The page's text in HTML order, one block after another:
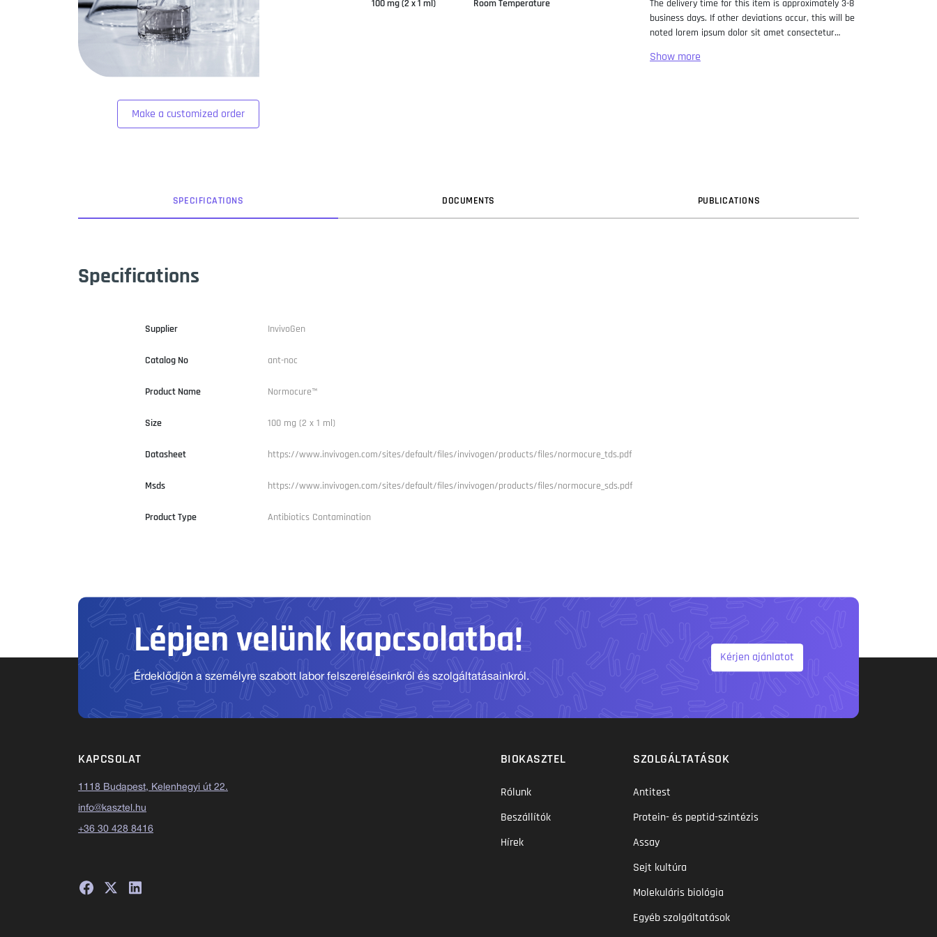
Make a customized order
100 mg (2 x 1 ml) Room Temperature
The delivery time for this item is approximately 3-8
business days. If other deviations occur, this will be
noted lorem ipsum dolor sit amet consectetur
standard dummy text ever since the 1500s, when
SPECIFICATIONS DOCUMENTS PUBLICATIONS
Specifications
Supplier InvivoGen
Catalog No ant-noc
Product Name Normocure™
Size 100 mg (2 x 1 ml)
Datasheet https://www.invivogen.com/sites/default/files/invivogen/products/files/normocure_tds.pdf
Msds https://www.invivogen.com/sites/default/files/invivogen/products/files/normocure_sds.pdf
Product Type Antibiotics Contamination
Lépjen velünk kapcsolatba!
Érdeklődjön a személyre szabott labor felszereléseinkről és szolgáltatásainkról.
Kérjen ajánlatot
KAPCSOLAT
1118 Budapest, Kelenhegyi út 22.
info@kasztel.hu
+36 30 428 8416
BIOKASZTEL
Rólunk
Beszállítók
Hírek
SZOLGÁLTATÁSOK
Antitest
Protein- és peptid-szintézis
Assay
Sejt kultúra
Molekuláris biológia
Egyéb szolgáltatások